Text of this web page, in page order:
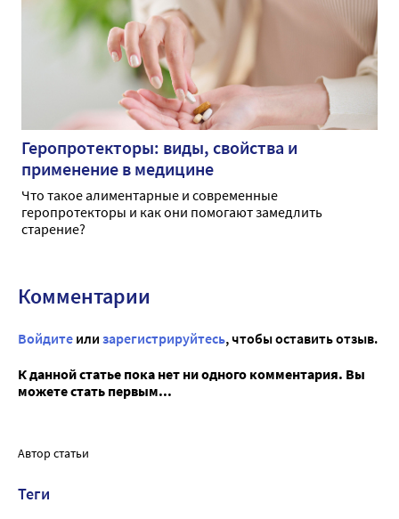
Геропротекторы: виды, свойства и
применение в медицине
Что такое алиментарные и современные
геропротекторы и как они помогают замедлить
старение?
Комментарии
Войдите или зарегистрируйтесь, чтобы оставить отзыв.
К данной статье пока нет ни одного комментария. Вы
можете стать первым...
Автор статьи
Теги